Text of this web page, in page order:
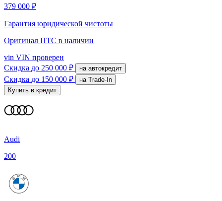
379 000 ₽
Гарантия юридической чистоты
Оригинал ПТС в наличии
vin VIN проверен
Скидка до 250 000 ₽ на автокредит
Скидка до 150 000 ₽
на Trade-In
Купить в кредит
Audi
200